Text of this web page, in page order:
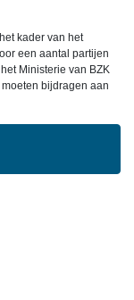
kader van het
een aantal partijen
Ministerie van BZK
bijdragen aan